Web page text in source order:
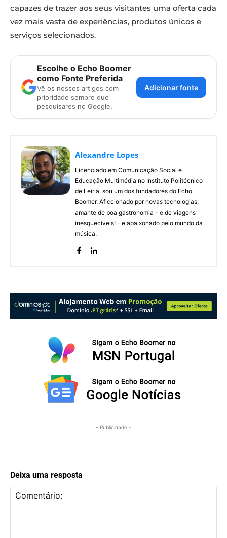
capazes de trazer aos seus visitantes uma oferta cada
vez mais vasta de experiências, produtos únicos e
serviços selecionados.
Escolhe o Echo Boomer
como Fonte Preferida
Vê os nossos artigos com
prioridade sempre que
pesquisares no Google.
Adicionar fonte
Alexandre Lopes
Licenciado em Comunicação Social e
Educação Multimédia no Instituto Politécnico
de Leiria, sou um dos fundadores do Echo
Boomer. Aficcionado por novas tecnologias,
amante de boa gastronomia - e de viagens
inesquecíveis! - e apaixonado pelo mundo da
música.
- Publicidade -
Deixa uma resposta